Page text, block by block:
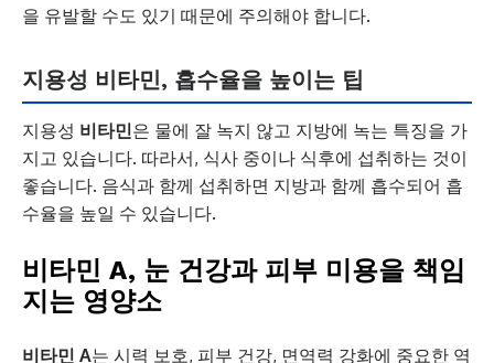
을 유발할 수도 있기 때문에 주의해야 합니다.
지용성 비타민, 흡수율을 높이는 팁
지용성 비타민은 물에 잘 녹지 않고 지방에 녹는 특징을 가
지고 있습니다. 따라서, 식사 중이나 식후에 섭취하는 것이
좋습니다. 음식과 함께 섭취하면 지방과 함께 흡수되어 흡
수율을 높일 수 있습니다.
비타민 A, 눈 건강과 피부 미용을 책임
지는 영양소
비타민 A는 시력 보호, 피부 건강, 면역력 강화에 중요한 역